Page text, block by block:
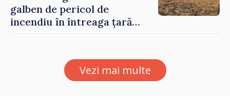
galben de pericol de
incendiu în întreaga țară
Vezi mai multe